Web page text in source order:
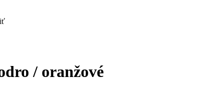
/ oranžové